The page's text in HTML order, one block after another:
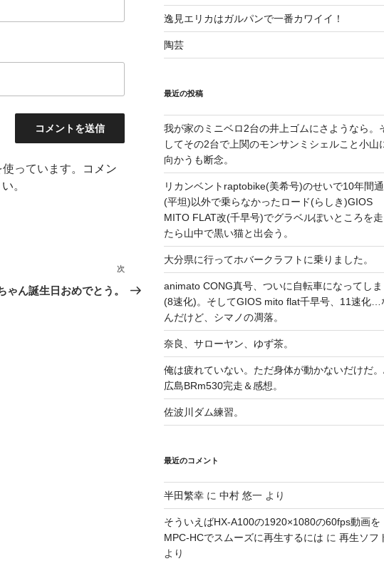
っています。
コメン
。
次
の
次
ゃん誕生日おめでとう。
逸見エリカはガルパンで一番カワイイ！
陶芸
最近の投稿
我が家のミニベロ2台の井上ゴムにさようなら。
してその2台で上関のモンサンミシェルこと小山
向かうも断念。
リカンベントraptobike(美希号)のせいで10年間
(平坦)以外で乗らなかったロード(らしき)GIOS
MITO FLAT改(千早号)でグラベルぽいところを走
たら山中で黒い猫と出会う。
大分県に行ってホバークラフトに乗りました。
animato CONG真号、ついに自転車になってしま
(8速化)。そしてGIOS mito flat千早号、11速化…
んだけど、シマノの凋落。
奈良、サローヤン、ゆず茶。
俺は疲れていない。ただ身体が動かないだけだ
広島BRm530完走＆感想。
佐波川ダム練習。
最近のコメント
半田繁幸に 中村 悠一より
そういえばHX-A100の1920×1080の60fps動画を
MPC-HCでスムーズに再生するには に 再生ソフ
より